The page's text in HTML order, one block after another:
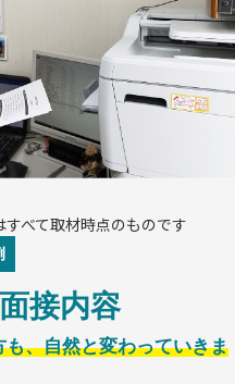
べて取材時点のものです
接内容
、自然と変わっていきま